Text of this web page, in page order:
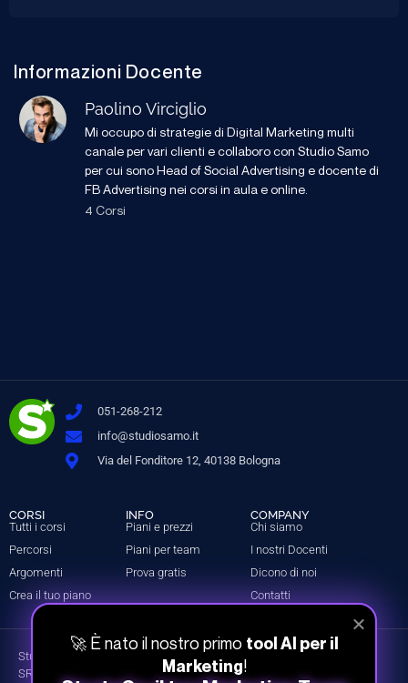
Informazioni Docente
Paolino Virciglio
Mi occupo di strategie di Digital Marketing multi
canale per vari clienti e collaboro con Studio Samo
per cui sono Head of Social Advertising e docente di
FB Advertising nei corsi in aula e online.
4 Corsi
051-268-212
info@studiosamo.it
Via del Fonditore 12, 40138 Bologna
CORSI
Tutti i corsi
Percorsi
Argomenti
Crea il tuo piano
INFO
Piani e prezzi
Piani per team
Prova gratis
COMPANY
Chi siamo
I nostri Docenti
Dicono di noi
Contatti
Studio Samo Pro® è un marchio registrato di CENTRO STUDI SAMO
SRL
🚀 È nato il nostro primo tool AI per il
Marketing!